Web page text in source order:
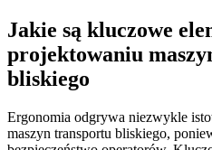
Jakie są kluczowe
projektowaniu
bliskiego
Ergonomia odgrywa niezwykle
maszyn transportu bliskiego,